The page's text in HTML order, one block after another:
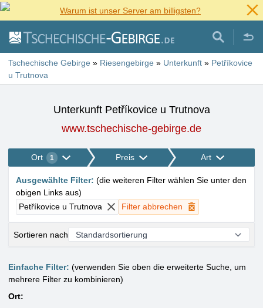
Warum ist unser Server am billigsten?
Tschechische Gebirge » Riesengebirge » Unterkunft » Petříkovice
u Trutnova
Unterkunft Petříkovice u Trutnova
www.tschechische-gebirge.de
Ort 1 Preis Art
Ausgewählte Filter: (die weiteren Filter wählen Sie unter den
obigen Links aus)
Petříkovice u Trutnova
Filter abbrechen
Sortieren nach
Einfache Filter: (verwenden Sie oben die erweiterte Suche, um
mehrere Filter zu kombinieren)
Ort: